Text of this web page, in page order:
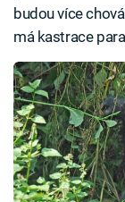
budou více
má kastrace